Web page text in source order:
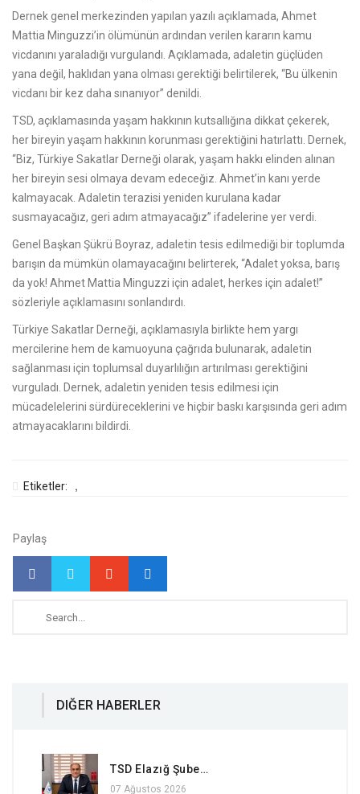
Dernek genel merkezinden yapılan yazılı açıklamada, Ahmet
Mattia Minguzzi’in ölümünün ardından verilen kararın kamu
vicdanını yaraladığı vurgulandı. Açıklamada, adaletin güçlüden
yana değil, haklıdan yana olması gerektiği belirtilerek, “Bu ülkenin
vicdanı bir kez daha sınanıyor” denildi.
TSD, açıklamasında yaşam hakkının kutsallığına dikkat çekerek,
her bireyin yaşam hakkının korunması gerektiğini hatırlattı. Dernek,
“Biz, Türkiye Sakatlar Derneği olarak, yaşam hakkı elinden alınan
her bireyin sesi olmaya devam edeceğiz. Ahmet’in kanı yerde
kalmayacak. Adaletin terazisi yeniden kurulana kadar
susmayacağız, geri adım atmayacağız” ifadelerine yer verdi.
Genel Başkan Şükrü Boyraz, adaletin tesis edilmediği bir toplumda
barışın da mümkün olamayacağını belirterek, “Adalet yoksa, barış
da yok! Ahmet Mattia Minguzzi için adalet, herkes için adalet!”
sözleriyle açıklamasını sonlandırdı.
Türkiye Sakatlar Derneği, açıklamasıyla birlikte hem yargı
mercilerine hem de kamuoyuna çağrıda bulunarak, adaletin
sağlanması için toplumsal duyarlılığın artırılması gerektiğini
vurguladı. Dernek, adaletin yeniden tesis edilmesi için
mücadelelerini sürdüreceklerini ve hiçbir baskı karşısında geri adım
atmayacaklarını bildirdi.
Etiketler: ,
Paylaş
DIĞER HABERLER
TSD Elazığ Şube…
07 Ağustos 2026